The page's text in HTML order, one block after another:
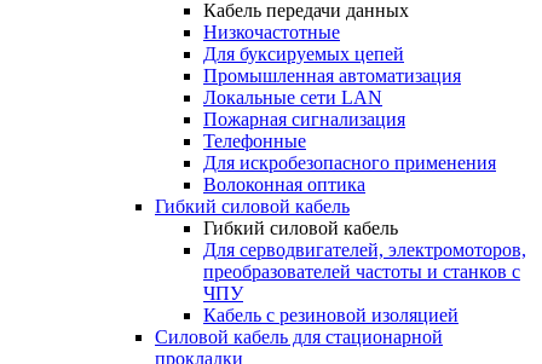
Кабель передачи данных
Низкочастотные
Для буксируемых цепей
Промышленная автоматизация
Локальные сети LAN
Пожарная сигнализация
Телефонные
Для искробезопасного применения
Волоконная оптика
Гибкий силовой кабель
Гибкий силовой кабель
Для серводвигателей, электромоторов,
преобразователей частоты и станков с
ЧПУ
Кабель с резиновой изоляцией
Силовой кабель для стационарной
прокладки